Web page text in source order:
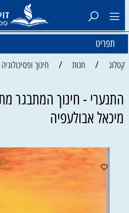
תפריט
קטלוג / חנות / חינוך ופסיכולוגיה
התנערי - חינוך המתבגר
מיכאל אבולעפיה